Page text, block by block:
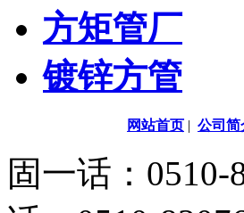
方矩管厂
镀锌方管
网站首页 | 公司简
固一话：